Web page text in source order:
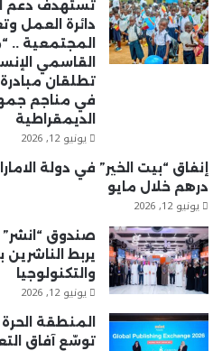
تستهدف دعم
دائرة العمل
المجتمعية
القاسمي
تطلقان
في مناجم
الديمقراطية
يونيو 12, 2026
درهم خلال مايو
يونيو 12, 2026
صندوق
يربط الناشرين
والتكنولوجيا
يونيو 12, 2026
المنطقة
توسّع آفاق